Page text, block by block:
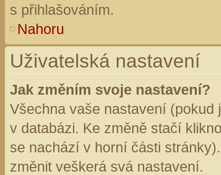
s přihlašováním.
Nahoru
Uživatelská nastavení
Jak změním svoje nastavení?
Všechna vaše nastavení (pokud
v databázi. Ke změně stačí
se nachází v horní části
změnit veškerá svá nastavení.